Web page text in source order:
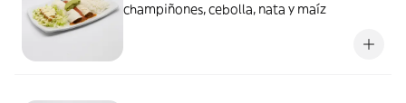
champiñones, cebolla, nata y maíz